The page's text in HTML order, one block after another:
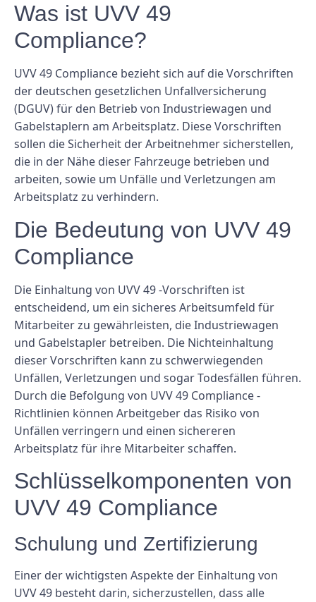
Was ist UVV 49
Compliance?
UVV 49 Compliance bezieht sich auf die Vorschriften
der deutschen gesetzlichen Unfallversicherung
(DGUV) für den Betrieb von Industriewagen und
Gabelstaplern am Arbeitsplatz. Diese Vorschriften
sollen die Sicherheit der Arbeitnehmer sicherstellen,
die in der Nähe dieser Fahrzeuge betrieben und
arbeiten, sowie um Unfälle und Verletzungen am
Arbeitsplatz zu verhindern.
Die Bedeutung von UVV 49
Compliance
Die Einhaltung von UVV 49 -Vorschriften ist
entscheidend, um ein sicheres Arbeitsumfeld für
Mitarbeiter zu gewährleisten, die Industriewagen
und Gabelstapler betreiben. Die Nichteinhaltung
dieser Vorschriften kann zu schwerwiegenden
Unfällen, Verletzungen und sogar Todesfällen führen.
Durch die Befolgung von UVV 49 Compliance -
Richtlinien können Arbeitgeber das Risiko von
Unfällen verringern und einen sichereren
Arbeitsplatz für ihre Mitarbeiter schaffen.
Schlüsselkomponenten von
UVV 49 Compliance
Schulung und Zertifizierung
Einer der wichtigsten Aspekte der Einhaltung von
UVV 49 besteht darin, sicherzustellen, dass alle